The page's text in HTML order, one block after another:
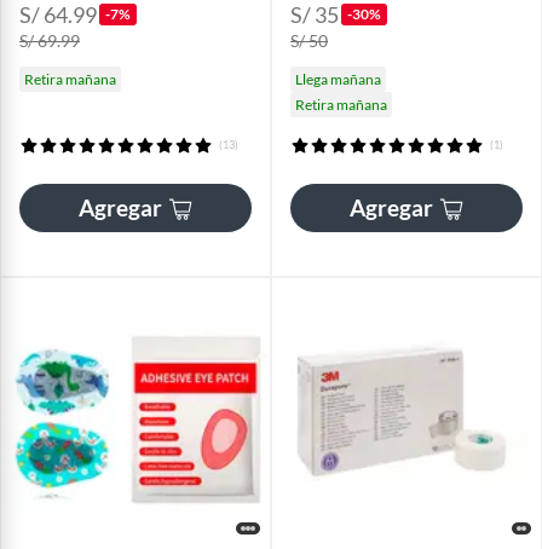
S/ 64.99 -7%
S/ 69.99
Retira mañana
(13)
Agregar
S/ 35 -30%
S/ 50
Llega mañana
Retira mañana
(1)
Agregar